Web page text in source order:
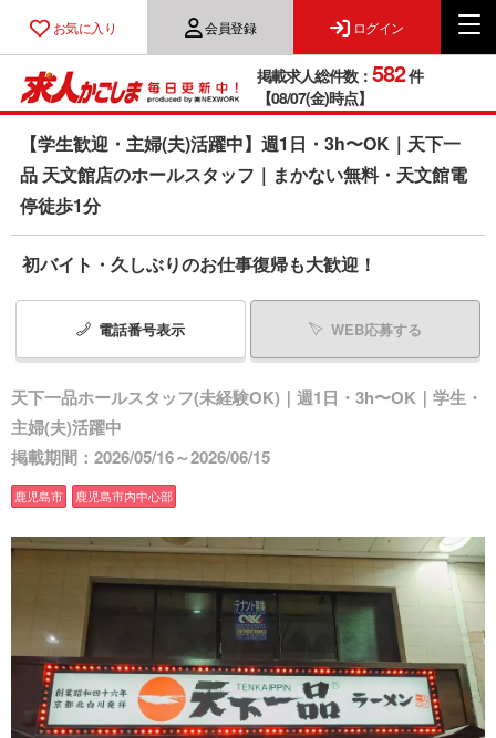
お気に入り 会員登録 ログイン
掲載求人総件数： 582件
【08/07(金)時点】
【学生歓迎・主婦(夫)活躍中】週1日・3h〜OK｜天下一
品 天文館店のホールスタッフ｜まかない無料・天文館電
停徒歩1分
初バイト・久しぶりのお仕事復帰も大歓迎！
電話番号表示 WEB応募する
天下一品ホールスタッフ(未経験OK)｜週1日・3h〜OK｜学生・
主婦(夫)活躍中
掲載期間：2026/05/16～2026/06/15
鹿児島市 鹿児島市内中心部